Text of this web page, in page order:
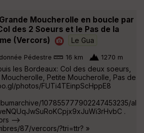
Moucherolle en boucle par
des 2 Soeurs et le Pas de la
(Vercors)
Le Gua
Pédestre 16 km 1270 m
les Bordeaux: Col des deux soeurs,
Petite Moucherolle, Pas de
photos/FUTi4TEinpScHppE8
107855777902247453235/al
.
-->
87/vercors/?tri=ttr? »